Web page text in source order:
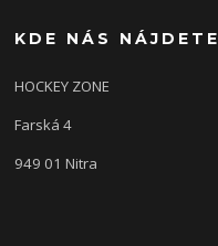
KDE NÁS NÁJDETE
HOCKEY ZONE
Farská 4
949 01 Nitra